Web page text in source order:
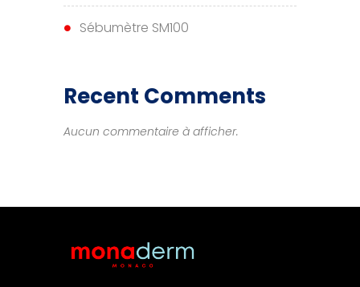
Sébumètre SM100
Recent Comments
Aucun commentaire à afficher.